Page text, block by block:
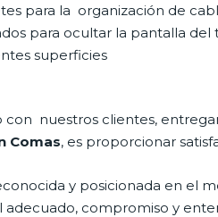
para la organización de
para ocultar la pantalla del
superficies
con nuestros clientes,
Comas, es proporcionar
y posicionada en el
adecuado, compromiso y